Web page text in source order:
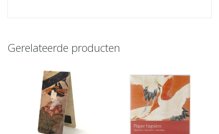
Gerelateerde producten